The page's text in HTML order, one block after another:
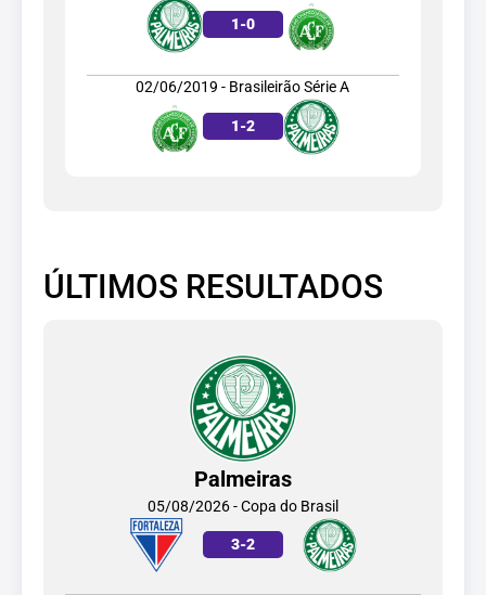
1-0
02/06/2019 - Brasileirão Série A
1-2
ÚLTIMOS RESULTADOS
Palmeiras
05/08/2026 - Copa do Brasil
3-2